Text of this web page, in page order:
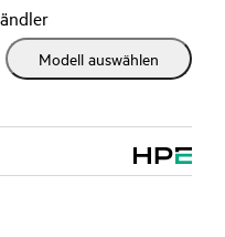
Modell auswählen